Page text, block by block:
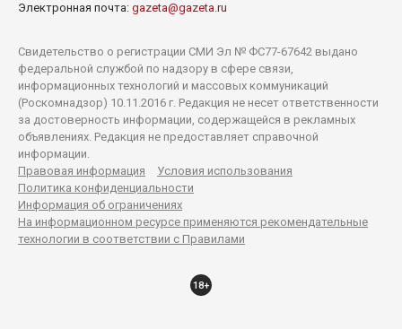
Электронная почта: gazeta@gazeta.ru
Свидетельство о регистрации СМИ Эл № ФС77-67642 выдано
федеральной службой по надзору в сфере связи,
информационных технологий и массовых коммуникаций
(Роскомнадзор) 10.11.2016 г. Редакция не несет ответственности
за достоверность информации, содержащейся в рекламных
объявлениях. Редакция не предоставляет справочной
информации.
Правовая информация
Условия использования
Политика конфиденциальности
Информация об ограничениях
На информационном ресурсе применяются рекомендательные
технологии в соответствии с Правилами
18+